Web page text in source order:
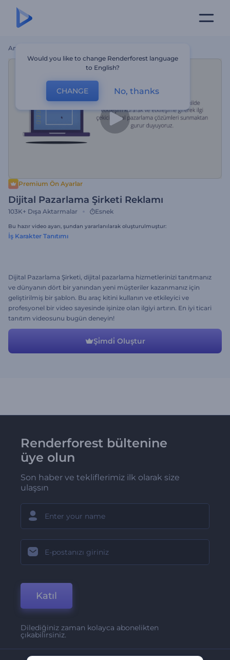
Ana Sayfa
Premium Ön Ayarlar
Dijital Pazarlama Şirketi Reklamı
103K+ Dışa Aktarmalar Esnek
Bu hazır video ayarı, şundan yararlanılarak oluşturulmuştur:
İş Karakter Tanıtımı
Dijital Pazarlama Şirketi, dijital pazarlama hizmetlerinizi tanıtmanız
ve dünyanın dört bir yanından yeni müşteriler kazanmanız için
geliştirilmiş bir şablon. Bu araç kitini kullanın ve etkileyici ve
profesyonel bir video sayesinde işinize olan ilgiyi artırın. En iyi ticari
tanıtım videosunu bugün deneyin!
Şi̇mdi̇ Oluştur
Renderforest bültenine
üye olun
Son haber ve tekliflerimiz ilk olarak size
ulaşsın
Katıl
Dilediğiniz zaman kolayca abonelikten
çıkabilirsiniz.
Would you like to change Renderforest language
to English?
CHANGE No, thanks